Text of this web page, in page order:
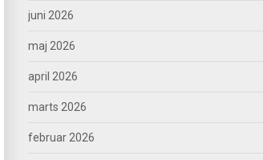
juni 2026
maj 2026
april 2026
marts 2026
februar 2026